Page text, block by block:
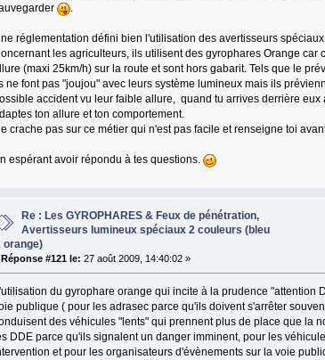
.
réglementation défini bien l'utilisation des avertisseurs
les agriculteurs, ils utilisent des gyrophares Orange car
(maxi 25km/h) sur la route et sont hors gabarit. Tels que le
ne font pas "joujou" avec leurs système lumineux mais ils
accident vu leur faible allure, quand tu arrives derrière
ton allure et ton comportement.
crache pas sur ce métier qui n'est pas facile et renseigne toi
espérant avoir répondu à tes questions.
Re : Les GYROPHARES & Feux de pénétration,
Avertisseurs lumineux spéciaux 2 couleurs (bleu
orange)
Réponse #121 le: 27 août 2009, 14:40:02 »
du gyrophare orange qui incite à la prudence "attention
publique ( pour les adrasec parce qu'ils doivent s'arrêter
des véhicules "lents" qui prennent plus de place que la
DDE parce qu'ils signalent un danger imminent, pour les
et pour les organisateurs d'évènements sur la voie